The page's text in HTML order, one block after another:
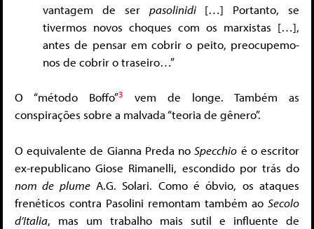
vantagem de ser pasolinidi[…] Portanto, se
tivermos novos choques com os marxistas […],
antes de pensar em cobrir o peito, preocupemo-
nos de cobrir o traseiro…”
O “método Boffo”3
vem de longe. Também as
conspirações sobre a malvada “teoria de gênero”.
O equivalente de Gianna Preda noSpecchio é o escritor
ex-republicano Giose Rimanelli, escondido por trás do
nom de plumeA.G. Solari. Como é óbvio, os ataques
frenéticos contra Pasolini remontam também ao Secolo
d’Italia, mas um trabalho mais sutil e influente de